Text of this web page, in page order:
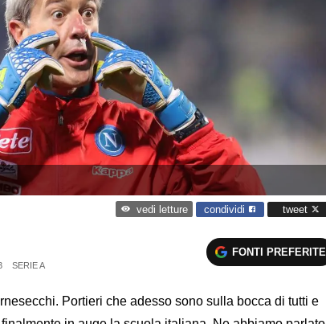
vedi letture condividi tweet
SERIE A
FONTI PREFERITE
Portieri che adesso sono sulla bocca di tutti e